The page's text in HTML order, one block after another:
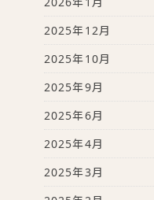
2025年12月
2025年10月
2025年9月
2025年6月
2025年4月
2025年3月